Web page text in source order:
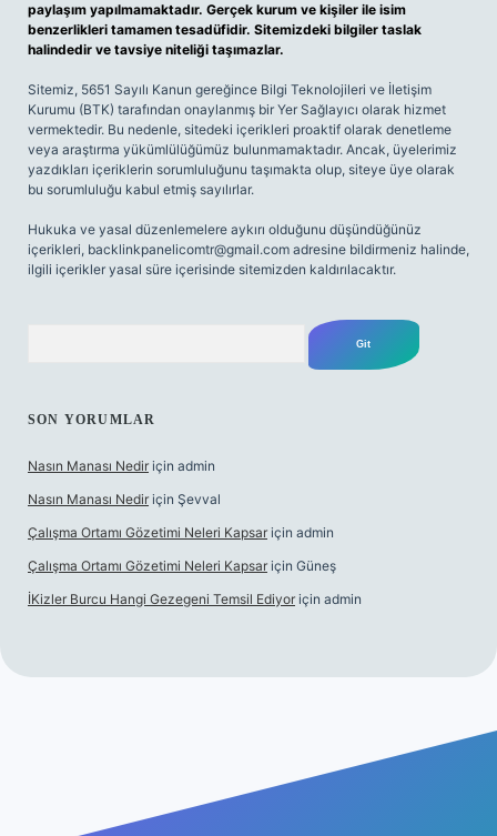
paylaşım yapılmamaktadır. Gerçek kurum ve kişiler ile isim
benzerlikleri tamamen tesadüfidir. Sitemizdeki bilgiler taslak
halindedir ve tavsiye niteliği taşımazlar.
Sitemiz, 5651 Sayılı Kanun gereğince Bilgi Teknolojileri ve İletişim
Kurumu (BTK) tarafından onaylanmış bir Yer Sağlayıcı olarak hizmet
vermektedir. Bu nedenle, sitedeki içerikleri proaktif olarak denetleme
veya araştırma yükümlülüğümüz bulunmamaktadır. Ancak, üyelerimiz
yazdıkları içeriklerin sorumluluğunu taşımakta olup, siteye üye olarak
bu sorumluluğu kabul etmiş sayılırlar.
Hukuka ve yasal düzenlemelere aykırı olduğunu düşündüğünüz
içerikleri, backlinkpanelicomtr@gmail.com adresine bildirmeniz halinde,
ilgili içerikler yasal süre içerisinde sitemizden kaldırılacaktır.
SON YORUMLAR
Nasın Manası Nedir için admin
Nasın Manası Nedir için Şevval
Çalışma Ortamı Gözetimi Neleri Kapsar için admin
Çalışma Ortamı Gözetimi Neleri Kapsar için Güneş
İKizler Burcu Hangi Gezegeni Temsil Ediyor için admin